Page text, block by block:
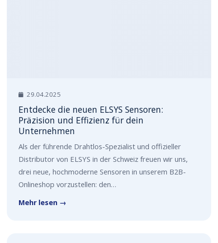
29.04.2025
Entdecke die neuen ELSYS Sensoren:
Präzision und Effizienz für dein
Unternehmen
Als der führende Drahtlos-Spezialist und offizieller
Distributor von ELSYS in der Schweiz freuen wir uns,
drei neue, hochmoderne Sensoren in unserem B2B-
Onlineshop vorzustellen: den…
Mehr lesen →